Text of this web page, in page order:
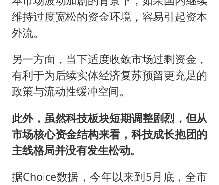
维持过度宽松的资金环境，容易引起资本
外流。
另一方面，当下适度收敛市场过剩资金，
有利于为后续实体经济复苏预留更充足的
政策与流动性缓冲空间。
此外，虽然科技板块短期调整剧烈，但从
市场核心资金结构来看，科技成长抱团的
主线格局并没有发生松动。
据Choice数据，今年以来到5月底，全市